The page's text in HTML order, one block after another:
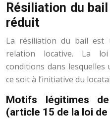
Résiliation du
réduit
La résiliation du bail est
relation locative. La
conditions dans
ce soit à l’initiative du
Motifs légitimes
(article 15 de la loi de